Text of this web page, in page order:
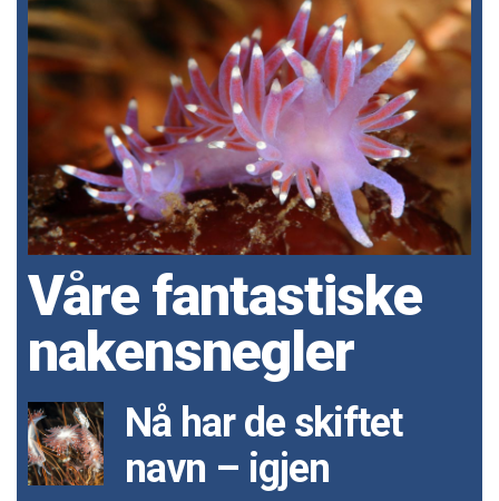
Våre fantastiske
nakensnegler
Nå har de skiftet
navn – igjen